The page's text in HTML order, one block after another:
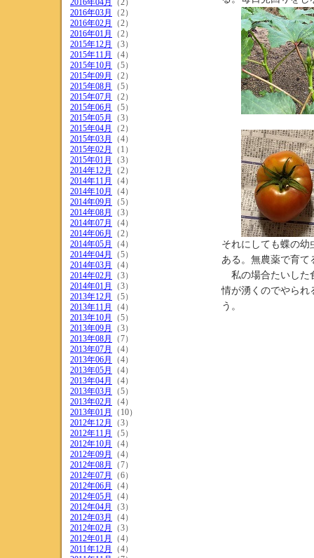
2016年04月
（2）
2016年03月
（2）
2016年02月
（2）
2016年01月
（2）
2015年12月
（3）
2015年11月
（4）
2015年10月
（5）
2015年09月
（2）
2015年08月
（5）
2015年07月
（2）
2015年06月
（5）
2015年05月
（3）
2015年04月
（2）
2015年03月
（4）
2015年02月
（1）
2015年01月
（3）
2014年12月
（2）
2014年11月
（4）
2014年10月
（4）
2014年09月
（5）
2014年08月
（3）
2014年07月
（4）
2014年06月
（2）
2014年05月
（4）
2014年04月
（5）
2014年03月
（4）
2014年02月
（3）
2014年01月
（3）
2013年12月
（5）
2013年11月
（4）
2013年10月
（5）
2013年09月
（3）
2013年08月
（7）
2013年07月
（4）
2013年06月
（4）
2013年05月
（4）
2013年04月
（4）
2013年03月
（5）
2013年02月
（4）
2013年01月
（10）
2012年12月
（3）
2012年11月
（5）
2012年10月
（4）
2012年09月
（4）
2012年08月
（7）
2012年07月
（6）
2012年06月
（4）
2012年05月
（4）
2012年04月
（3）
2012年03月
（4）
2012年02月
（3）
2012年01月
（4）
2011年12月
（4）
それにしても蝶の幼
ある。無農薬で育て
私の場合たいした
情が湧くのでやられ
う。